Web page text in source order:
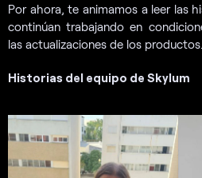
Por ahora, te animamos a leer las
continúan trabajando en
las actualizaciones de los productos.
Historias del equipo de Skylum